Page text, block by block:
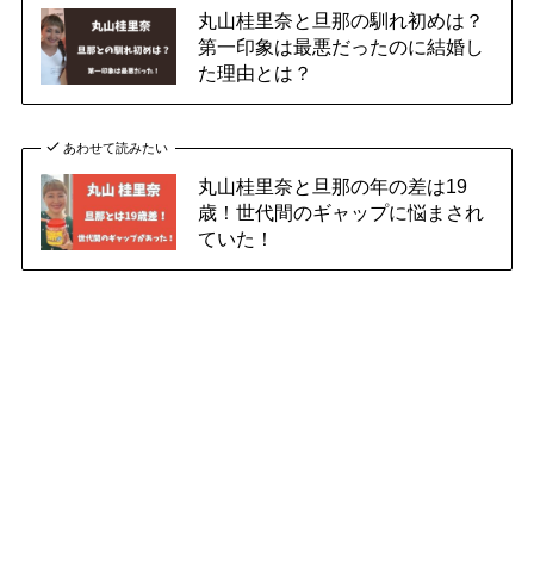
丸山桂里奈と旦那の馴れ初めは？
第一印象は最悪だったのに結婚し
た理由とは？
あわせて読みたい
丸山桂里奈と旦那の年の差は19
歳！世代間のギャップに悩まされ
ていた！